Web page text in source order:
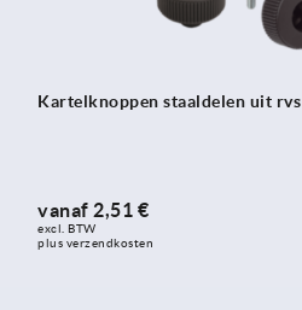
Kartelknoppen staaldelen uit rvs
vanaf 2,51 €
excl. BTW
plus verzendkosten